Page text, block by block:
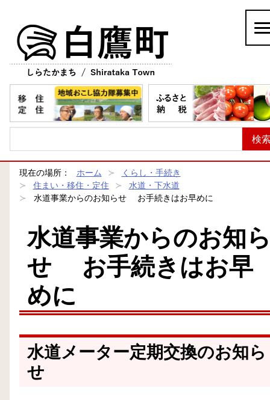
現在の場所： ホーム
くらし・手続き
住まい・移住・定住
水道・下水道
水道事業からのお知らせ お手続きはお早めに
水道事業からのお知
せ お手続きはお早
めに
水道メーター定期交換のお知ら
せ